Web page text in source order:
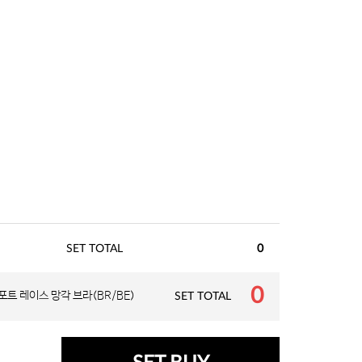
SET TOTAL 0
트 레이스 망각 브라(BR/BE) SET TOTAL 0